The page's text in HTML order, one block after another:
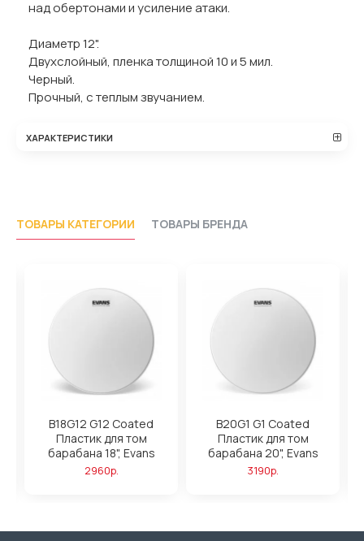
над обертонами и усиление атаки.
Диаметр 12".
Двухслойный, пленка толщиной 10 и 5 мил.
Черный.
Прочный, с теплым звучанием.
ХАРАКТЕРИСТИКИ
ТОВАРЫ КАТЕГОРИИ ТОВАРЫ БРЕНДА
B18G12 G12 Coated
Пластик для том
барабана 18", Evans
2960р.
B20G1 G1 Coated
Пластик для том
барабана 20", Evans
3190р.